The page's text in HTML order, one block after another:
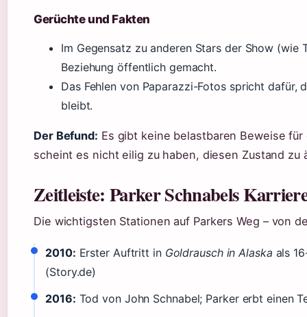
Gerüchte und Fakten
Im Gegensatz zu anderen Stars der Show (wie
Beziehung öffentlich gemacht.
Das Fehlen von Paparazzi-Fotos spricht dafür,
bleibt.
Der Befund: Es gibt keine belastbaren Beweise
scheint es nicht eilig zu haben, diesen Zustand zu
Zeitleiste: Parker Schnabels
Die wichtigsten Stationen auf Parkers Weg – von
2010: Erster Auftritt in Goldrausch in Alaska als
(Story.de)
2016: Tod von John Schnabel; Parker erbt einen